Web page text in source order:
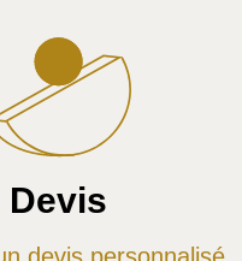
Devis